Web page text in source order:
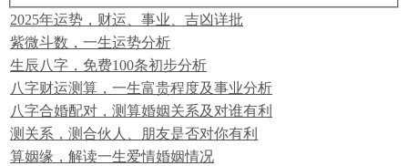
2025年运势，财运、事业、吉凶详批
紫微斗数，一生运势分析
生辰八字，免费100条初步分析
八字财运测算，一生富贵程度及事业分析
八字合婚配对，测算婚姻关系及对谁有利
测关系，测合伙人、朋友是否对你有利
算姻缘，解读一生爱情婚姻情况